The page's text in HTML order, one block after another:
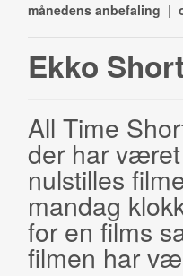
månedens anbefaling |
Ekko
All Time
der har
nulstilles
mandag
for en films
filmen har